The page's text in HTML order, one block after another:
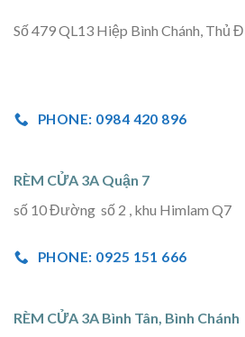
Số 479 QL13 Hiệp Bình Chánh, Thủ
PHONE: 0984 420 896
RÈM CỬA 3A Quận 7
số 10 Đường số 2 , khu Himlam Q7
PHONE: 0925 151 666
RÈM CỬA 3A Bình Tân, Bình Chánh